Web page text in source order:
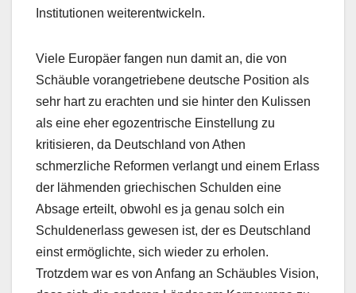
Institutionen weiterentwickeln.
Viele Europäer fangen nun damit an, die von
Schäuble vorangetriebene deutsche Position als
sehr hart zu erachten und sie hinter den Kulissen
als eine eher egozentrische Einstellung zu
kritisieren, da Deutschland von Athen
schmerzliche Reformen verlangt und einem Erlass
der lähmenden griechischen Schulden eine
Absage erteilt, obwohl es ja genau solch ein
Schuldenerlass gewesen ist, der es Deutschland
einst ermöglichte, sich wieder zu erholen.
Trotzdem war es von Anfang an Schäubles Vision,